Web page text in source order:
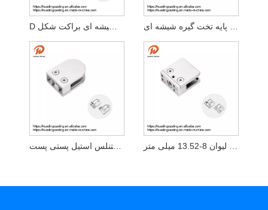
گیره شیشه ای از جنس استنلس استیل پستی پست D گیره گیره شیشه ای مربع از جنس استنلس استیل برای لیوان 8-13.52 میلی متر